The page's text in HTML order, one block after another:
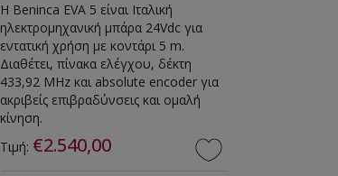
Η Beninca EVA 5 είναι Ιταλική
ηλεκτρομηχανική μπάρα 24Vdc για
εντατική χρήση με κοντάρι 5 m.
Διαθέτει, πίνακα ελέγχου, δέκτη
433,92 MHz και absolute encoder για
ακριβείς επιβραδύνσεις και ομαλή
κίνηση.
Τιμή: €2.540,00